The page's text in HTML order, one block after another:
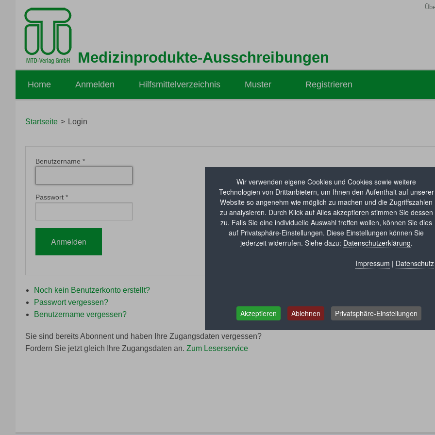
Wir verwenden eigene Cookies und Cookies sowie weitere
Technologien von Drittanbietern, um Ihnen den Aufenthalt auf unserer
Website so angenehm wie möglich zu machen und die Zugriffszahlen
zu analysieren. Durch Klick auf Alles akzeptieren stimmen Sie dessen
zu. Falls Sie eine individuelle Auswahl treffen wollen, können Sie dies
auf Privatsphäre-Einstellungen. Diese Einstellungen können Sie
jederzeit widerrufen. Siehe dazu: Datenschutzerklärung.
Impressum | Datenschutz
Akzeptieren Ablehnen Privatsphäre-Einstellungen
Medizinprodukte-Ausschreibungen
Home Anmelden Hilfsmittelverzeichnis Muster Registrieren
Startseite Login
Benutzername *
Passwort *
Anmelden
Noch kein Benutzerkonto erstellt?
Passwort vergessen?
Benutzername vergessen?
Sie sind bereits Abonnent und haben Ihre Zugangsdaten vergessen?
Fordern Sie jetzt gleich Ihre Zugangsdaten an. Zum Leserservice